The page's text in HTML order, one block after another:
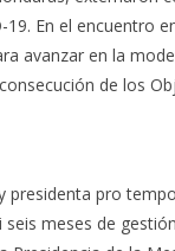
En el encuentro
avanzar en la
de los
pro
meses de